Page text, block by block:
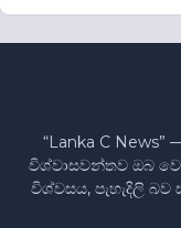
“Lanka C
විශ්වාසවන්තව ඔබ
විශ්වසය, පැහැදිලි